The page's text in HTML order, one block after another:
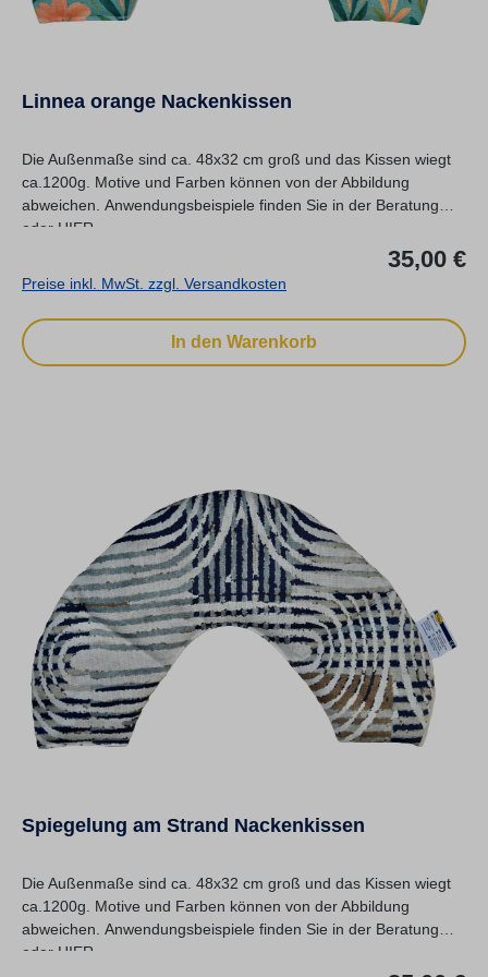
Linnea orange Nackenkissen
Die Außenmaße sind ca. 48x32 cm groß und das Kissen wiegt
ca.1200g. Motive und Farben können von der Abbildung
abweichen. Anwendungsbeispiele finden Sie in der Beratung
oder HIER.
35,00 €
Preise inkl. MwSt. zzgl. Versandkosten
In den Warenkorb
Spiegelung am Strand Nackenkissen
Die Außenmaße sind ca. 48x32 cm groß und das Kissen wiegt
ca.1200g. Motive und Farben können von der Abbildung
abweichen. Anwendungsbeispiele finden Sie in der Beratung
oder HIER.